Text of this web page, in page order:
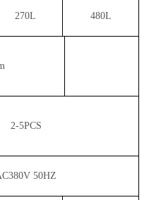
270L 480L
2-5PCS
50HZ